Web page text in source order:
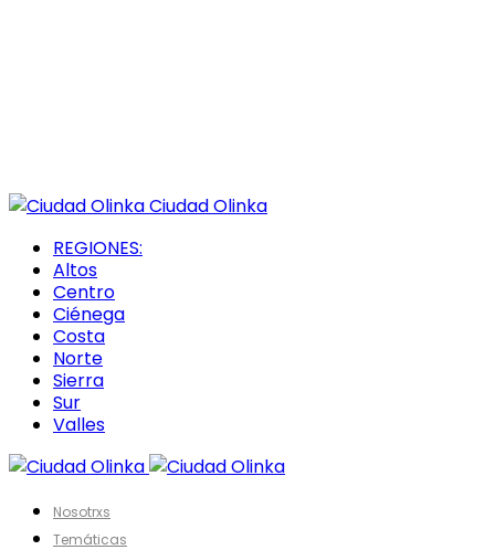
Ciudad Olinka
REGIONES:
Altos
Centro
Ciénega
Costa
Norte
Sierra
Sur
Valles
Nosotrxs
Temáticas